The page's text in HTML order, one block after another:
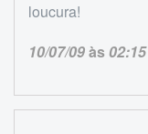
loucura!
10/07/09às02:15